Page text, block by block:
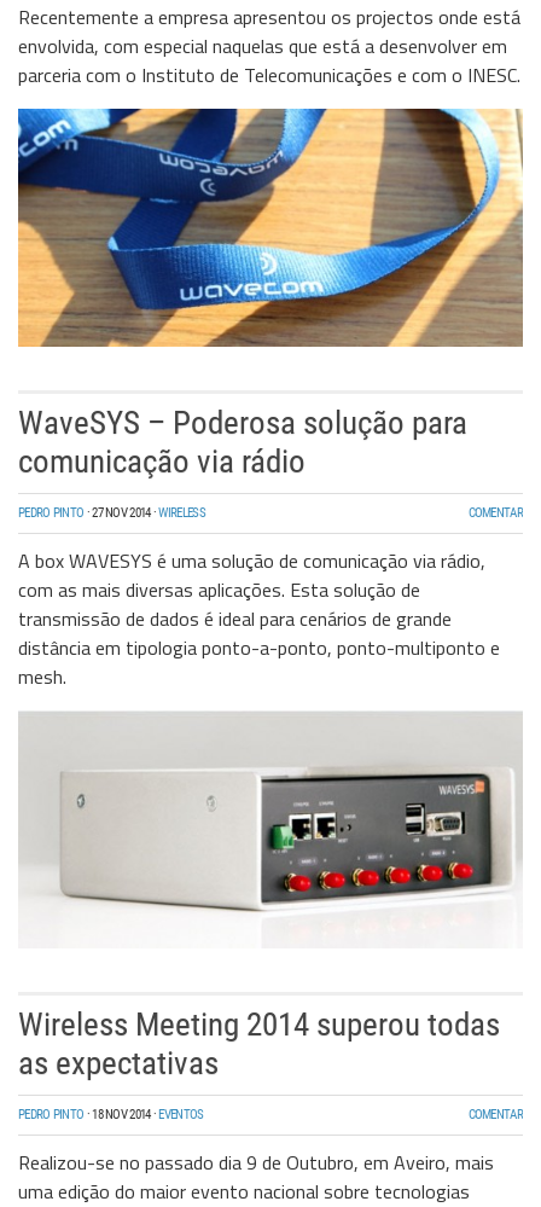
Recentemente a empresa apresentou os projectos onde está
envolvida, com especial naquelas que está a desenvolver em
parceria com o Instituto de Telecomunicações e com o INESC.
WaveSYS – Poderosa solução para
comunicação via rádio
PEDRO PINTO ·27 NOV 2014·WIRELESS COMENTAR
A box WAVESYS é uma solução de comunicação via rádio,
com as mais diversas aplicações. Esta solução de
transmissão de dados é ideal para cenários de grande
distância em tipologia ponto-a-ponto, ponto-multiponto e
mesh.
Wireless Meeting 2014 superou todas
as expectativas
PEDRO PINTO ·18 NOV 2014·EVENTOS COMENTAR
Realizou-se no passado dia 9 de Outubro, em Aveiro, mais
uma edição do maior evento nacional sobre tecnologias